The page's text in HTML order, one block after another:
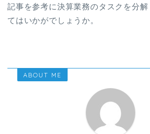
記事を参考に決算業務のタスクを分
てはいかがでしょうか。
ABOUT ME